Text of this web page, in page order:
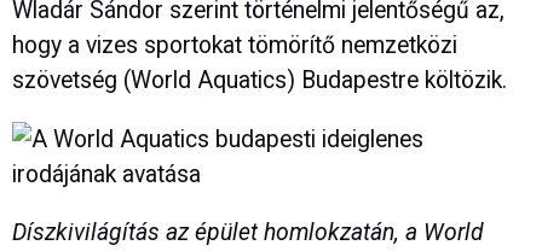
Wladár Sándor szerint történelmi jelentőségű az,
hogy a vizes sportokat tömörítő nemzetközi
szövetség (World Aquatics) Budapestre költözik.
Díszkivilágítás az épület homlokzatán, a World